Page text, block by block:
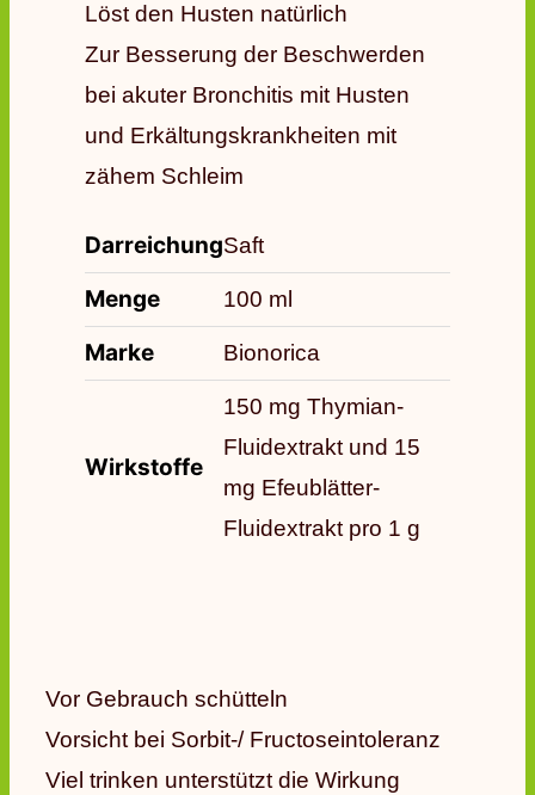
Löst den Husten natürlich
Zur Besserung der Beschwerden
bei akuter Bronchitis mit Husten
und Erkältungskrankheiten mit
zähem Schleim
DarreichungSaft
Menge 100 ml
Marke Bionorica
Wirkstoffe
150 mg Thymian-
Fluidextrakt und 15
mg Efeublätter-
Fluidextrakt pro 1 g
Vor Gebrauch schütteln
Vorsicht bei Sorbit-/ Fructoseintoleranz
Viel trinken unterstützt die Wirkung